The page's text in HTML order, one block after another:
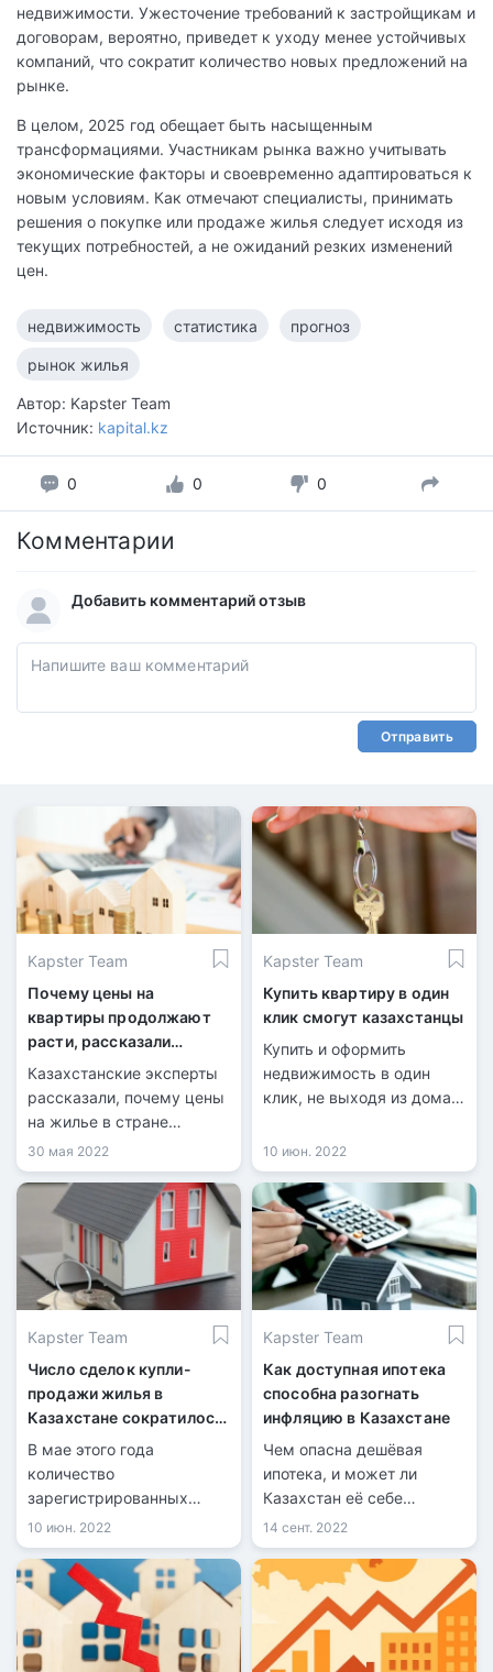
недвижимости. Ужесточение требований к застройщикам и
договорам, вероятно, приведет к уходу менее устойчивых
компаний, что сократит количество новых предложений на
рынке.
В целом, 2025 год обещает быть насыщенным
трансформациями. Участникам рынка важно учитывать
экономические факторы и своевременно адаптироваться к
новым условиям. Как отмечают специалисты, принимать
решения о покупке или продаже жилья следует исходя из
текущих потребностей, а не ожиданий резких изменений
цен.
недвижимость статистика прогноз
рынок жилья
Автор: Kapster Team
Источник: kapital.kz
0 0 0
Комментарии
Добавить комментарий отзыв
Отправить
Kapster Team
Почему цены на
квартиры продолжают
расти, рассказали
казахстанские эксперты
Казахстанские эксперты
рассказали, почему цены
на жилье в стране
продолжают расти, при
том что продажи квартир
значительно упали,
передает корреспондент
Tengrinews.kz.
30 мая 2022
Kapster Team
Купить квартиру в один
клик смогут казахстанцы
Купить и оформить
недвижимость в один
клик, не выходя из дома,
Такую возможность
теперь предлагают
отечественные
строительные компании,
сообщает корреспондент
«Хабар 24».
10 июн. 2022
Kapster Team
Число сделок купли-
продажи жилья в
Казахстане сократилось
на 42%
В мае этого года
количество
зарегистрированных
сделок купли-продажи
жилья составило 30 500 и
по сравнению с апрелем
2022 года уменьшилось
на 41,9%.
10 июн. 2022
Kapster Team
Как доступная ипотека
способна разогнать
инфляцию в Казахстане
Чем опасна дешёвая
ипотека, и может ли
Казахстан её себе
позволить?
14 сент. 2022